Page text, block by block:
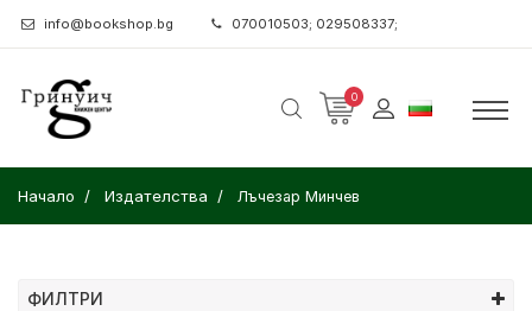
info@bookshop.bg 070010503; 029508337;
0
Начало Издателства Лъчезар Минчев
ФИЛТРИ